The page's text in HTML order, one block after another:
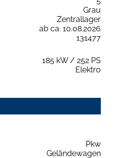
Grau
Zentrallager
ab ca. 10.08.2026
131477
185 kW / 252 PS
Elektro
Pkw
Geländewagen